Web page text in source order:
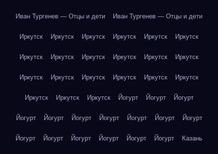
Иван Тургенев — Отцы и дети Иван Тургенев — Отцы и дети
Иркутск Иркутск Иркутск Иркутск Иркутск Иркутск
Иркутск Иркутск Иркутск Иркутск Иркутск Иркутск
Иркутск Иркутск Иркутск Иркутск Иркутск Иркутск
Иркутск Иркутск Иркутск Йогурт Йогурт Йогурт
Йогурт Йогурт Йогурт Йогурт Йогурт Йогурт Йогурт
Йогурт Йогурт Йогурт Йогурт Йогурт Йогурт Казань